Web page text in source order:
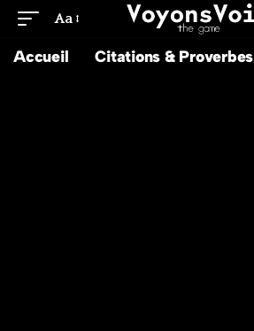
Aa
Accueil Citations & Proverbes